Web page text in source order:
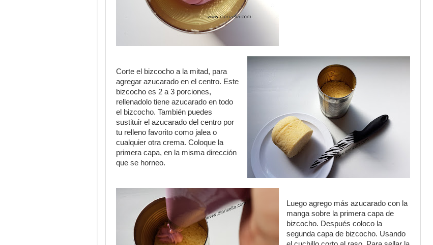
Corte el bizcocho a la mitad, para
agregar azucarado en el centro. Este
bizcocho es 2 a 3 porciones,
rellenadolo tiene azucarado en todo
el bizcocho. También puedes
sustituir el azucarado del centro por
tu relleno favorito como jalea o
cualquier otra crema. Coloque la
primera capa, en la misma dirección
que se horneo.
Luego agrego más azucarado con la
manga sobre la primera capa de
bizcocho. Después coloco la
segunda capa de bizcocho. Usando